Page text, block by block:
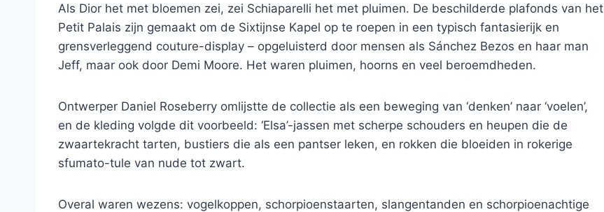
Als Dior het met bloemen zei, zei Schiaparelli het met pluimen. De beschilderde plafonds van het
Petit Palais zijn gemaakt om de Sixtijnse Kapel op te roepen in een typisch fantasierijk en
grensverleggend couture-display – opgeluisterd door mensen als Sánchez Bezos en haar man
Jeff, maar ook door Demi Moore. Het waren pluimen, hoorns en veel beroemdheden.
Ontwerper Daniel Roseberry omlijstte de collectie als een beweging van ‘denken’ naar ‘voelen’,
en de kleding volgde dit voorbeeld: ‘Elsa’-jassen met scherpe schouders en heupen die de
zwaartekracht tarten, bustiers die als een pantser leken, en rokken die bloeiden in rokerige
sfumato-tule van nude tot zwart.
Overal waren wezens: vogelkoppen, schorpioenstaarten, slangentanden en schorpioenachtige